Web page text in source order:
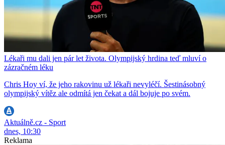
Lékaři mu dali jen pár let života. Olympijský hrdina teď mluví o
zázračném léku
Chris Hoy ví, že jeho rakovinu už lékaři nevyléčí. Šestinásobný
olympijský vítěz ale odmítá jen čekat a dál bojuje po svém.
Aktuálně.cz - Sport
dnes, 10:30
Reklama